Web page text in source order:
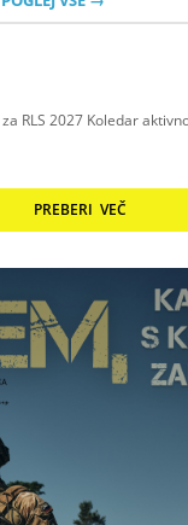
RLS 2027 Koledar
PREBERI VEČ